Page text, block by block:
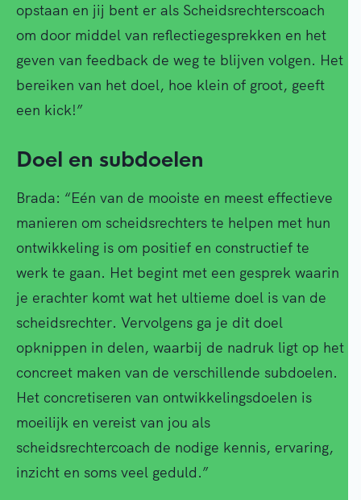
opstaan en jij bent er als Scheidsrechterscoach
om door middel van reflectiegesprekken en het
geven van feedback de weg te blijven volgen. Het
bereiken van het doel, hoe klein of groot, geeft
een kick!”
Doel en subdoelen
Brada: “Eén van de mooiste en meest effectieve
manieren om scheidsrechters te helpen met hun
ontwikkeling is om positief en constructief te
werk te gaan. Het begint met een gesprek waarin
je erachter komt wat het ultieme doel is van de
scheidsrechter. Vervolgens ga je dit doel
opknippen in delen, waarbij de nadruk ligt op het
concreet maken van de verschillende subdoelen.
Het concretiseren van ontwikkelingsdoelen is
moeilijk en vereist van jou als
scheidsrechtercoach de nodige kennis, ervaring,
inzicht en soms veel geduld.”